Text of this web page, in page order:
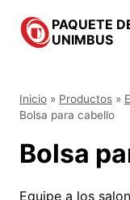
contenido
PAQUETE
UNIMBUS
Inicio » Productos »
Bolsa para cabello
Bolsa
Equipe a los